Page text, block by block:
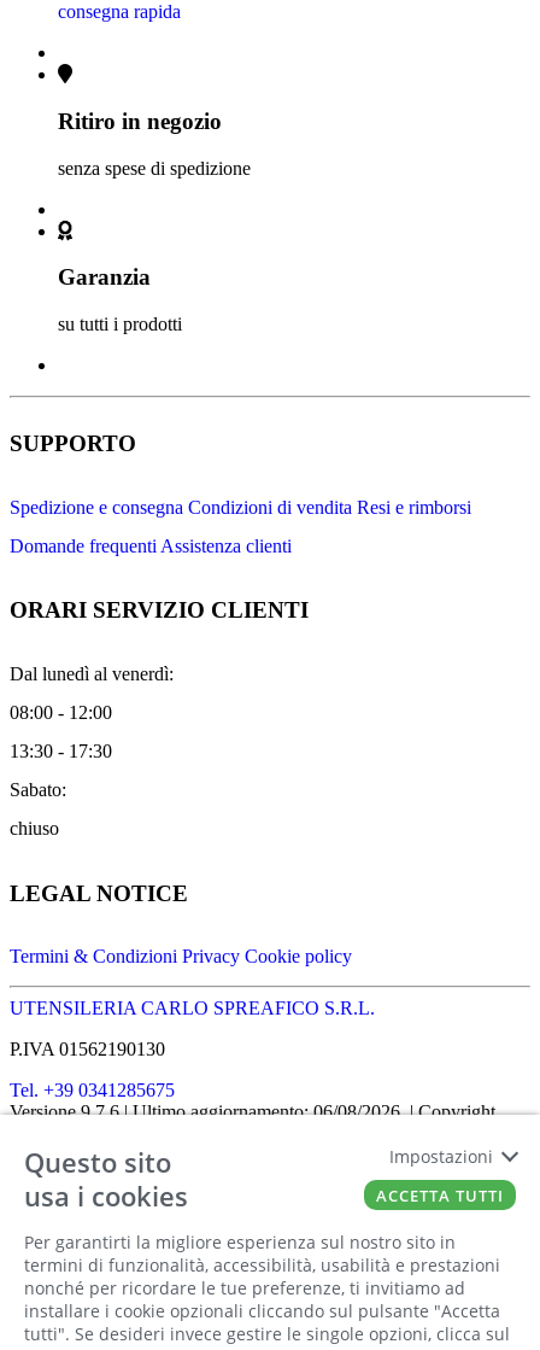
consegna rapida
Ritiro in negozio
senza spese di spedizione
Garanzia
su tutti i prodotti
SUPPORTO
Spedizione e consegna Condizioni di vendita Resi e rimborsi
Domande frequenti Assistenza clienti
ORARI SERVIZIO CLIENTI
Dal lunedì al venerdì:
08:00 - 12:00
13:30 - 17:30
Sabato:
chiuso
LEGAL NOTICE
Termini & Condizioni Privacy Cookie policy
UTENSILERIA CARLO SPREAFICO S.R.L.
P.IVA 01562190130
Tel. +39 0341285675
Versione 9.7.6 | Ultimo aggiornamento: 06/08/2026 | Copyright
Home| Chi siamo| Approfondimenti
FATTO CON IL
DA EUROBUSINESS
Ciao! Stai usando un browser non più
supportato! Per fruire al meglio di questo
sito ti consigliamo di utilizzare un altro
browser!
Questo sito
usa i cookies
Per garantirti la migliore esperienza sul nostro sito in
termini di funzionalità, accessibilità, usabilità e prestazioni
nonché per ricordare le tue preferenze, ti invitiamo ad
installare i cookie opzionali cliccando sul pulsante "Accetta
tutti". Se desideri invece gestire le singole opzioni, clicca sul
Impostazioni
ACCETTA TUTTI